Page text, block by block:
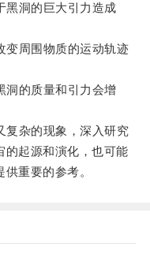
洞的巨大引力造成
周围物质的运动轨迹
的质量和引力会增
杂的现象，深入研究
的起源和演化，也可能
重要的参考。